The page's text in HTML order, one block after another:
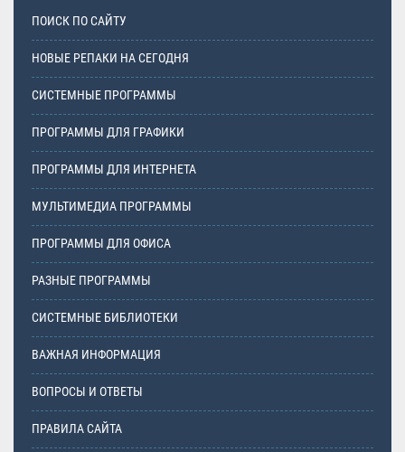
ПОИСК ПО САЙТУ
НОВЫЕ РЕПАКИ НА СЕГОДНЯ
СИСТЕМНЫЕ ПРОГРАММЫ
ПРОГРАММЫ ДЛЯ ГРАФИКИ
ПРОГРАММЫ ДЛЯ ИНТЕРНЕТА
МУЛЬТИМЕДИА ПРОГРАММЫ
ПРОГРАММЫ ДЛЯ ОФИСА
РАЗНЫЕ ПРОГРАММЫ
СИСТЕМНЫЕ БИБЛИОТЕКИ
ВАЖНАЯ ИНФОРМАЦИЯ
ВОПРОСЫ И ОТВЕТЫ
ПРАВИЛА САЙТА